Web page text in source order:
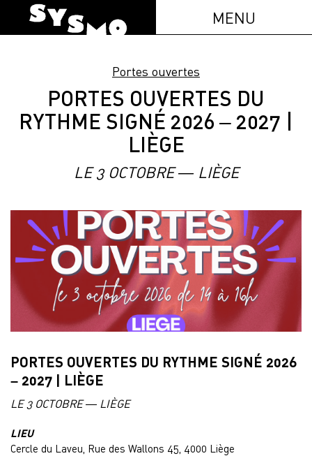
MENU
Portes ouvertes
PORTES OUVERTES DU
RYTHME SIGNÉ 2026 – 2027 |
LIÈGE
LE 3 OCTOBRE — LIÈGE
PORTES OUVERTES DU RYTHME SIGNÉ 2026
– 2027 | LIÈGE
LE 3 OCTOBRE — LIÈGE
LIEU
Cercle du Laveu, Rue des Wallons 45, 4000 Liège